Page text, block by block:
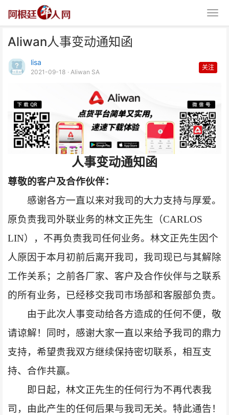
Aliwan人事变动通知函
lisa
2021-09-18 · Aliwan SA
关注
人事变动通知函
尊敬的客户及合作伙伴：
感谢各方一直以来对我司的大力支持与厚爱。
原负责我司外联业务的林文正先生（CARLOS
LIN），不再负责我司任何业务。林文正先生因个
人原因于本月初前后离开我司，我司现已与其解除
工作关系；之前各厂家、客户及合作伙伴与之联系
的所有业务，已经移交我司市场部和客服部负责。
由于此次人事变动给各方造成的任何不便，敬
请谅解！同时，感谢大家一直以来给予我司的鼎力
支持，希望贵我双方继续保持密切联系，相互支
持、合作共赢。
即日起，林文正先生的任何行为不再代表我
司，由此产生的任何后果与我司无关。特此通告！
Aliwan人事变动通知函